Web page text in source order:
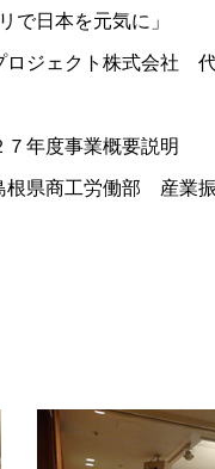
で日本を元気に」
ロジェクト株式会社
年度事業概要説明
根県商工労働部 産業